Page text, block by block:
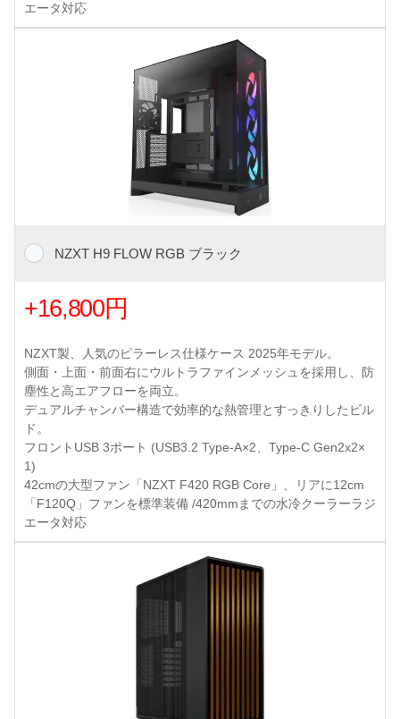
エータ対応
NZXT H9 FLOW RGB ブラック
+16,800円
NZXT製、人気のピラーレス仕様ケース 2025年モデル。
側面・上面・前面右にウルトラファインメッシュを採用し、防
塵性と高エアフローを両立。
デュアルチャンバー構造で効率的な熱管理とすっきりしたビル
ド。
フロントUSB 3ポート (USB3.2 Type-A×2、Type-C Gen2x2×
1)
42cmの大型ファン「NZXT F420 RGB Core」、リアに12cm
「F120Q」ファンを標準装備 /420mmまでの水冷クーラーラジ
エータ対応